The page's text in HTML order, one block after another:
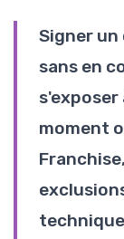
Signer
sans en
s'exposer
moment